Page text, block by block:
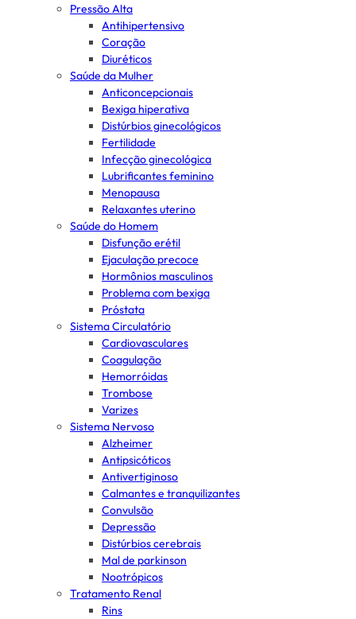
Pressão Alta
Antihipertensivo
Coração
Diuréticos
Saúde da Mulher
Anticoncepcionais
Bexiga hiperativa
Distúrbios ginecológicos
Fertilidade
Infecção ginecológica
Lubrificantes feminino
Menopausa
Relaxantes uterino
Saúde do Homem
Disfunção erétil
Ejaculação precoce
Hormônios masculinos
Problema com bexiga
Próstata
Sistema Circulatório
Cardiovasculares
Coagulação
Hemorróidas
Trombose
Varizes
Sistema Nervoso
Alzheimer
Antipsicóticos
Antivertiginoso
Calmantes e tranquilizantes
Convulsão
Depressão
Distúrbios cerebrais
Mal de parkinson
Nootrópicos
Tratamento Renal
Rins